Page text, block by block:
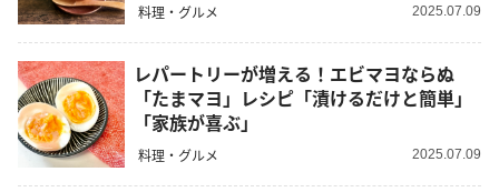
料理・グルメ 2025.07.09
レパートリーが増える！エビマヨならぬ
「たまマヨ」レシピ「漬けるだけと簡単」
「家族が喜ぶ」
料理・グルメ 2025.07.09